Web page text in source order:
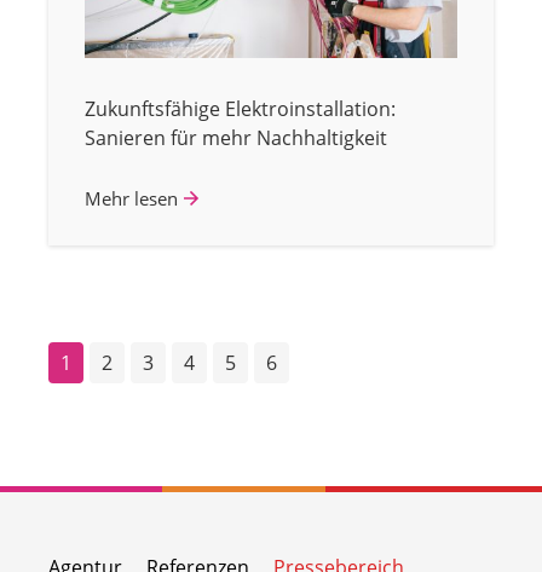
Zukunftsfähige Elektroinstallation:
Sanieren für mehr Nachhaltigkeit
Mehr lesen
1 2 3 4 5 6